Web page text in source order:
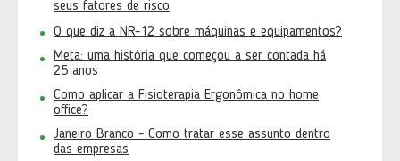
seus fatores de risco
O que diz a NR-12 sobre máquinas e equipamentos?
Meta: uma história que começou a ser contada há
25 anos
Como aplicar a Fisioterapia Ergonômica no home
office?
Janeiro Branco - Como tratar esse assunto dentro
das empresas